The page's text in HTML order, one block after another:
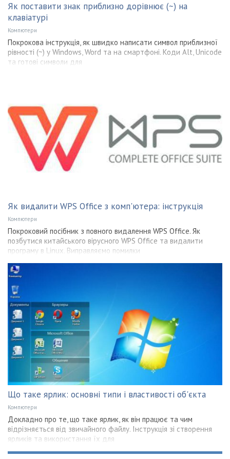
Як поставити знак приблизно дорівнює (~) на
клавіатурі
Компютери
Покрокова інструкція, як швидко написати символ приблизної
рівності (~) у Windows, Word та на смартфоні. Коди Alt, Unicode
та готові символи для
Як видалити WPS Office з комп'ютера: інструкція
Компютери
Покроковий посібник з повного видалення WPS Office. Як
позбутися китайського вірусного WPS Office та видалити
програму в Linux. Виправляємо помилки
Що таке ярлик: основні типи і властивості об'єкта
Компютери
Докладно про те, що таке ярлик, як він працює та чим
відрізняється від звичайного файлу. Інструкція зі створення
ярликів та використання їх для